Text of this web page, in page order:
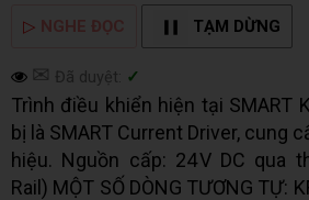
▷ NGHE ĐỌC TẠM DỪNG
✉ Đã duyệt: ✓
Trình điều khiển hiện tại SMART
bị là SMART Current Driver, cung
hiệu. Nguồn cấp: 24 V DC qua
Rail) MỘT SỐ DÒNG TƯƠNG TỰ: